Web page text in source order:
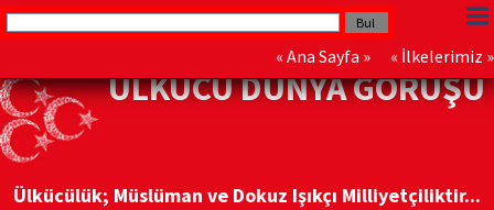
« Ana Sayfa » « İlkelerimiz »
ÜLKÜCÜ DÜNYA GÖRÜŞÜ
Ülkücülük; Müslüman ve Dokuz Işıkçı Milliyetçiliktir...